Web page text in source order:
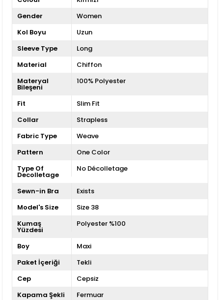
Gender
Women
Kol Boyu
Uzun
Sleeve Type
Long
Material
Chiffon
Materyal
Bileşeni
100% Polyester
Fit
Slim Fit
Collar
Strapless
Fabric Type
Weave
Pattern
One Color
Type Of
Decolletage
No Décolletage
Sewn-in Bra
Exists
Model's Size
Size 38
Kumaş
Yüzdesi
Polyester %100
Boy
Maxi
Paket İçeriği
Tekli
Cep
Cepsiz
Kapama Şekli
Fermuar